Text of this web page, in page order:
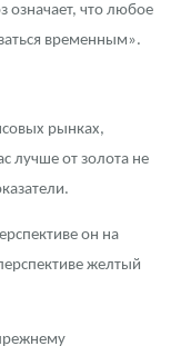
означает, что любое
временным».
рынках,
лучше от золота не
он на
желтый